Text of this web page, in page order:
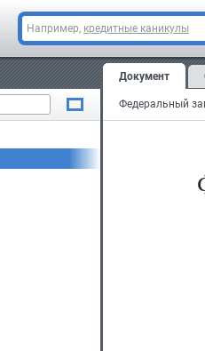
Например, кредитные каникулы
Документ